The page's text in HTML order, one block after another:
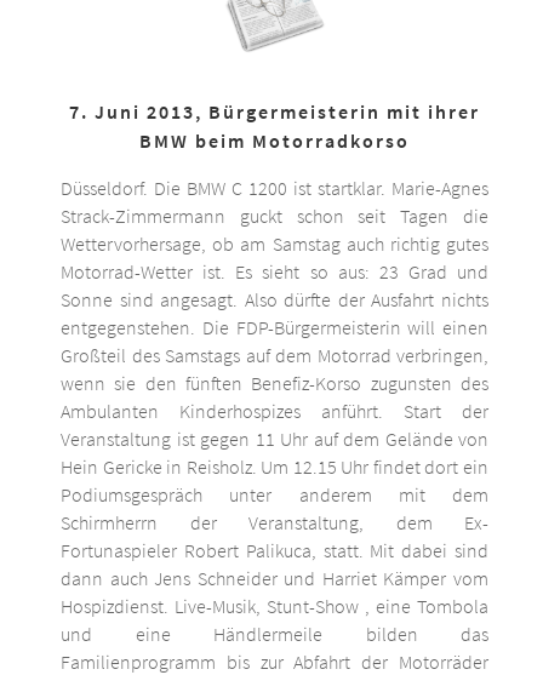
7. Juni 2013, Bürgermeisterin mit ihrer
BMW beim Motorradkorso
Düsseldorf. Die BMW C 1200 ist startklar. Marie-Agnes
Strack-Zimmermann guckt schon seit Tagen die
Wettervorhersage, ob am Samstag auch richtig gutes
Motorrad-Wetter ist. Es sieht so aus: 23 Grad und
Sonne sind angesagt. Also dürfte der Ausfahrt nichts
entgegenstehen. Die FDP-Bürgermeisterin will einen
Großteil des Samstags auf dem Motorrad verbringen,
wenn sie den fünften Benefiz-Korso zugunsten des
Ambulanten Kinderhospizes anführt. Start der
Veranstaltung ist gegen 11 Uhr auf dem Gelände von
Hein Gericke in Reisholz. Um 12.15 Uhr findet dort ein
Podiumsgespräch unter anderem mit dem
Schirmherrn der Veranstaltung, dem Ex-
Fortunaspieler Robert Palikuca, statt. Mit dabei sind
dann auch Jens Schneider und Harriet Kämper vom
Hospizdienst. Live-Musik, Stunt-Show , eine Tombola
und eine Händlermeile bilden das
Familienprogramm bis zur Abfahrt der Motorräder